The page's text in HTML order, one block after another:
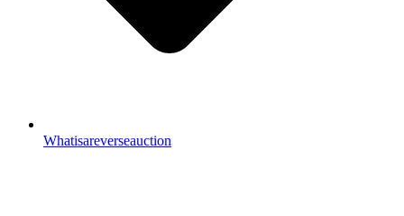
Whatisareverseauction